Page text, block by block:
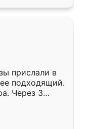
прислали в
подходящий.
Через 3
Остались